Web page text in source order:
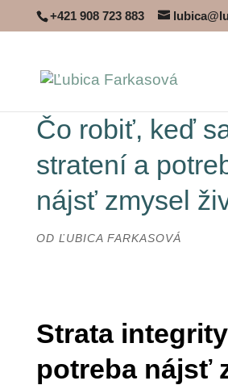
+421 908 723 883
Čo robiť, keď
stratení a
nájsť zmysel
OD ĽUBICA FARKASOVÁ
Strata
potreba nájsť